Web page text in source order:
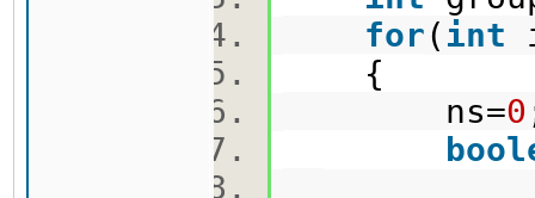
for( int
{
ns=0